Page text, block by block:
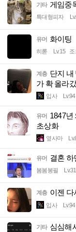
기타 게임중
특대형피자
유머 화이팅
히롣 Lv.15 조
계층 단지 내
가 확 올라
입사 Lv.94
유머 1847년
초상화
옆사마
유머 결혼 하
봄봄봉필 Lv.31
계층 이젠 다
입사 Lv.94
기타 심심해